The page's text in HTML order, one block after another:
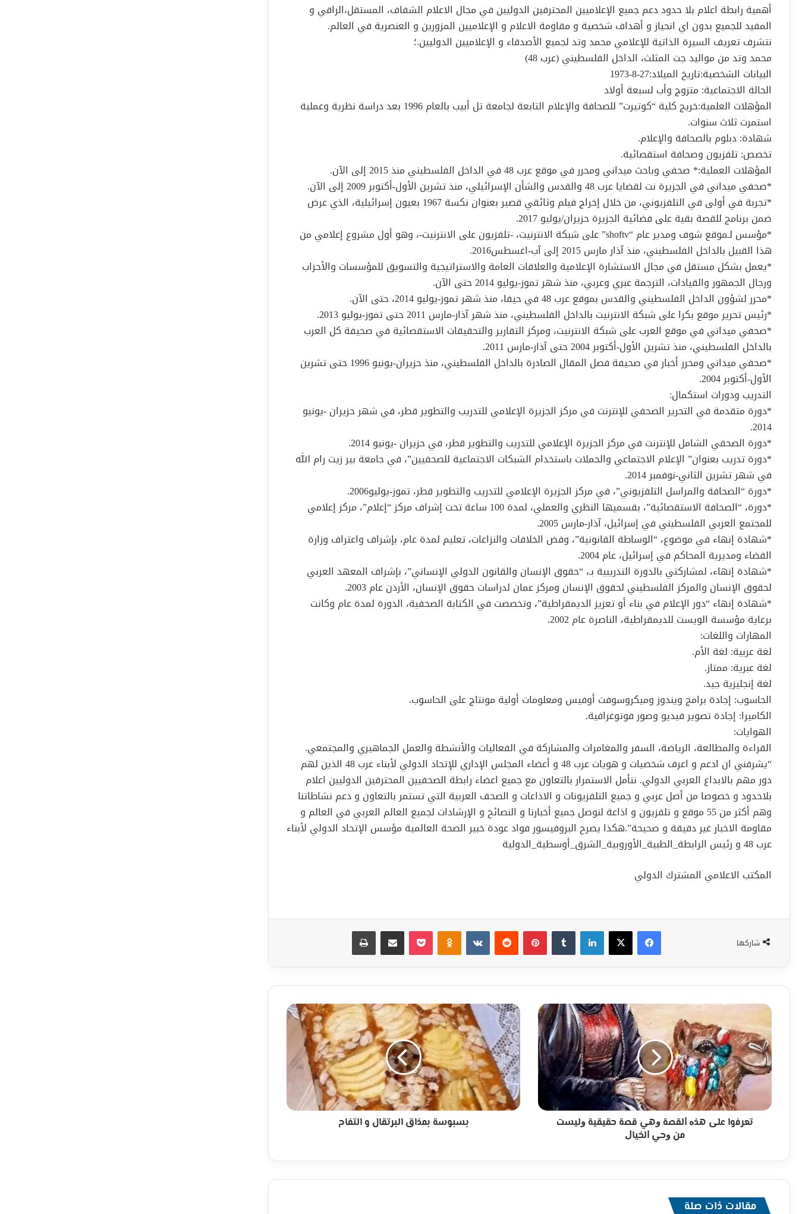
أهمية رابطة اعلام بلا حدود دعم جميع الإعلاميين المحترفين الدوليين في مجال الاعلام الشفاف، المستقل،الراقي و
المفيد للجميع بدون اي انحياز و أهداف شخصية و مقاومة الاعلام و الإعلاميين المزورين و العنصرية في العالم.
نتشرف تعريف السيرة الذاتية للإعلامي محمد وتد لجميع الأصدقاء و الإعلاميين الدوليين.؛
محمد وتد من مواليد جت المثلث، الداخل الفلسطيني (عرب 48)
البيانات الشخصية:تاريخ الميلاد:27-8-1973
الحالة الاجتماعية: متزوج وأب لسبعة أولاد
المؤهلات العلمية:خريج كلية “كوتيرت” للصحافة والإعلام التابعة لجامعة تل أبيب بالعام 1996 بعد دراسة نظرية وعملية
استمرت ثلاث سنوات.
شهادة: دبلوم بالصحافة والإعلام.
تخصص: تلفزيون وصحافة استقصائية.
المؤهلات العملية:* صحفي وباحث ميداني ومحرر في موقع عرب 48 في الداخل الفلسطيني منذ 2015 إلى الآن.
*صحفي ميداني في الجزيرة نت لقضايا عرب 48 والقدس والشأن الإسرائيلي، منذ تشرين الأول-أكتوبر 2009 إلى الآن.
*تجربة في أولى في التلفزيوني، من خلال إخراج فيلم وثائقي قصير بعنوان نكسة 1967 بعيون إسرائيلية، الذي عرض
ضمن برنامج للقصة بقية على فضائية الجزيرة حزيران/يوليو 2017.
*مؤسس لـموقع شوف ومدير عام “shoftv” على شبكة الانترنيت، -تلفزيون على الانترنيت-، وهو أول مشروع إعلامي من
هذا القبيل بالداخل الفلسطيني، منذ آذار مارس 2015 إلى آب-اغسطس2016.
*يعمل بشكل مستقل في مجال الاستشارة الإعلامية والعلاقات العامة والاستراتيجية والتسويق للمؤسسات والأحزاب
ورجال الجمهور والقيادات، الترجمة عبري وعربي، منذ شهر تموز-يوليو 2014 حتى الآن.
*محرر لشؤون الداخل الفلسطيني والقدس بموقع عرب 48 في حيفا، منذ شهر تموز-يوليو 2014، حتى الآن.
*رئيس تحرير موقع بكرا على شبكة الانترنيت بالداخل الفلسطيني، منذ شهر آذار-مارس 2011 حتى تموز-يوليو 2013.
*صحفي ميداني في موقع العرب على شبكة الانترنيت، ومركز التقارير والتحقيقات الاستقصائية في صحيفة كل العرب
بالداخل الفلسطيني، منذ تشرين الأول-أكتوبر 2004 حتى آذار-مارس 2011.
*صحفي ميداني ومحرر أخبار في صحيفة فصل المقال الصادرة بالداخل الفلسطيني، منذ حزيران-يونيو 1996 حتى تشرين
الأول-أكتوبر 2004.
التدريب ودورات استكمال:
*دورة متقدمة في التحرير الصحفي للإنترنت في مركز الجزيرة الإعلامي للتدريب والتطوير قطر، في شهر حزيران -يونيو
2014.
*دورة الصحفي الشامل للإنترنت في مركز الجزيرة الإعلامي للتدريب والتطوير قطر، في حزيران -يونيو 2014.
*دورة تدريب بعنوان” الإعلام الاجتماعي والحملات باستخدام الشبكات الاجتماعية للصحفيين”، في جامعة بير زيت رام الله
في شهر تشرين الثاني-نوفمبر 2014.
*دورة “الصحافة والمراسل التلفزيوني”، في مركز الجزيرة الإعلامي للتدريب والتطوير قطر، تموز-يوليو2006.
*دورة، “الصحافة الاستقصائية”، بقسميها النظري والعملي، لمدة 100 ساعة تحت إشراف مركز “إعلام”، مركز إعلامي
للمجتمع العربي الفلسطيني في إسرائيل، آذار-مارس 2005.
*شهادة إنهاء في موضوع، “الوساطة القانونية”، وفض الخلافات والنزاعات، تعليم لمدة عام، بإشراف واعتراف وزارة
القضاء ومديرية المحاكم في إسرائيل، عام 2004.
*شهادة إنهاء، لمشاركتي بالدورة التدريبية بـ، “حقوق الإنسان والقانون الدولي الإنساني”، بإشراف المعهد العربي
لحقوق الإنسان والمركز الفلسطيني لحقوق الإنسان ومركز عمان لدراسات حقوق الإنسان، الأردن عام 2003.
*شهادة إنهاء “دور الإعلام في بناء أو تعزيز الديمقراطية”، وتخصصت في الكتابة الصحفية، الدورة لمدة عام وكانت
برعاية مؤسسة الويست للديمقراطية، الناصرة عام 2002.
المهارات واللغات:
لغة عربية: لغة الأم.
لغة عبرية: ممتاز.
لغة إنجليزية جيد.
الحاسوب: إجادة برامج ويندوز وميكروسوفت أوفيس ومعلومات أولية مونتاج على الحاسوب.
الكاميرا: إجادة تصوير فيديو وصور فوتوغرافية.
الهوايات:
القراءة والمطالعة، الرياضة، السفر والمغامرات والمشاركة في الفعاليات والأنشطة والعمل الجماهيري والمجتمعي.
“يشرفني ان ادعم و اعرف شخصيات و هويات عرب 48 و أعضاء المجلس الإداري للإتحاد الدولي لأبناء عرب 48 الذين لهم
دور مهم بالابداع العربي الدولي. نتأمل الاستمرار بالتعاون مع جميع اعضاء رابطة الصحفيين المحترفين الدوليين اعلام
بلاحدود و خصوصا من أصل عربي و جميع التلفزيونات و الاذاعات و الصحف العربية التي تستمر بالتعاون و دعم نشاطاتنا
وهم أكثر من 55 موقع و تلفزيون و اذاعة لنوصل جميع أخبارنا و النصائح و الإرشادات لجميع العالم العربي في العالم و
مقاومة الاخبار غير دقيقة و صحيحة”.هكذا يصرح البروفيسور فواد عودة خبير الصحة العالمية مؤسس الإتحاد الدولي لأبناء
عرب 48 و رئيس الرابطة_الطبية_الأوروبية_الشرق_أوسطية_الدولية
المكتب الاعلامي المشترك الدولي
شاركها
فيسبوك‫X لينكدإن بينتيريست Odnoklassniki
‫Pocket مشاركة عبر البريد طباعة
ﺗﻌﺮﻓوا
ﻋﻠﻰ
ﻫﺬﻩ
ﺍﻟﻘﺼﺔ
ﻭﻫﻲ
ﻗﺼﺔ
ﻣﻦ
ﺗﻌﺮﻓوا ﻋﻠﻰ ﻫﺬﻩ ﺍﻟﻘﺼﺔ ﻭﻫﻲ ﻗﺼﺔ ﺣﻘﻴﻘﻴﺔ ﻭﻟﻴﺴﺖ
ﻣﻦ ﻭﺣﻲ ﺍﻟﺨﻴﺎﻝ
بسبوسة
بمذاق
البرتقال
و
التفاح
بسبوسة بمذاق البرتقال و التفاح
مقالات ذات صلة